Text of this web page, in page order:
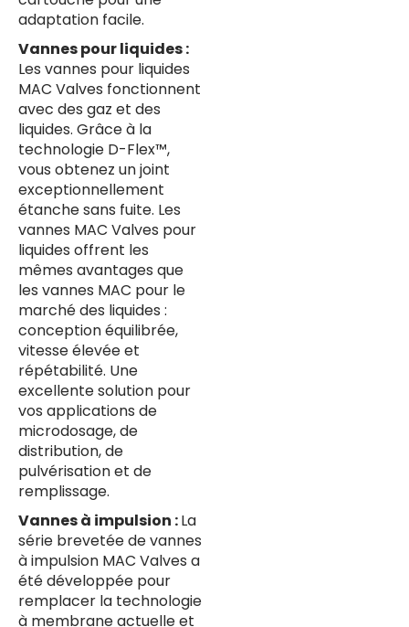
adaptation facile.
Vannes pour liquides :
Les vannes pour liquides
MAC Valves fonctionnent
avec des gaz et des
liquides. Grâce à la
technologie D-Flex™,
vous obtenez un joint
exceptionnellement
étanche sans fuite. Les
vannes MAC Valves pour
liquides offrent les
mêmes avantages que
les vannes MAC pour le
marché des liquides :
conception équilibrée,
vitesse élevée et
répétabilité. Une
excellente solution pour
vos applications de
microdosage, de
distribution, de
pulvérisation et de
remplissage.
Vannes à impulsion :La
série brevetée de vannes
à impulsion MAC Valves a
été développée pour
remplacer la technologie
à membrane actuelle et